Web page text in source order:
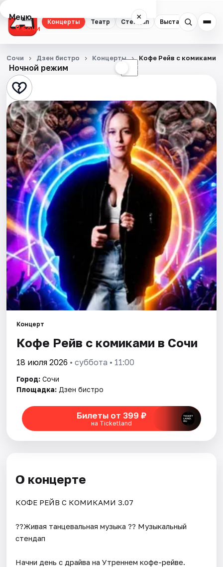
Концерты Театр Стендап Выставки
Меню ×
Сочи
Концерты
Театр
Стендап
Выставки
Квесты
Экскурсии
Спорт
События
Города
Площадки
Артисты
Ночной режим ☾
Сочи Дзен бистро Концерты Кофе Рейв с комиками
Концерт
Кофе Рейв с комиками в Сочи
18 июля 2026 • суббота • 11:00
Город: Сочи
Площадка: Дзен бистро
Билеты от 399 ₽
на Ticketland
О концерте
КОФЕ РЕЙВ С КОМИКАМИ 3.07
??Живая танцевальная музыка ?? Музыкальный
стендап
Начни день с драйва на Утреннем кофе-рейве.